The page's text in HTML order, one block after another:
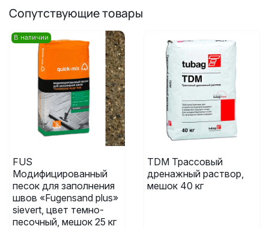
Сопутствующие товары
В наличии
FUS
Модифицированный
песок для заполнения
швов «Fugensand plus»
sievert, цвет темно-
песочный, мешок 25 кг
TDM Трассовый
дренажный раствор,
мешок 40 кг